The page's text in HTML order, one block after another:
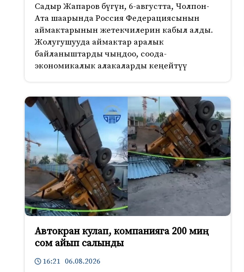
Садыр Жапаров бүгүн, 6-августта, Чолпон-
Ата шаарында Россия Федерациясынын
аймактарынын жетекчилерин кабыл алды.
Жолугушууда аймактар аралык
байланыштарды чыңдоо, соода-
экономикалык алакаларды кеңейтүү
Автокран кулап, компанияга 200 миң
сом айып салынды
16:21 06.08.2026